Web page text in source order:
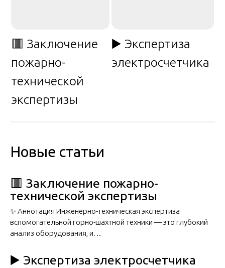
🟥 Заключение
пожарно-
технической
экспертизы
▶️ Экспертиза
электросчетчика
Новые статьи
🟥 Заключение пожарно-
технической экспертизы
✨ Аннотация Инженерно-техническая экспертиза
вспомогательной горно-шахтной техники — это глубокий
анализ оборудования, и…
▶️ Экспертиза электросчетчика